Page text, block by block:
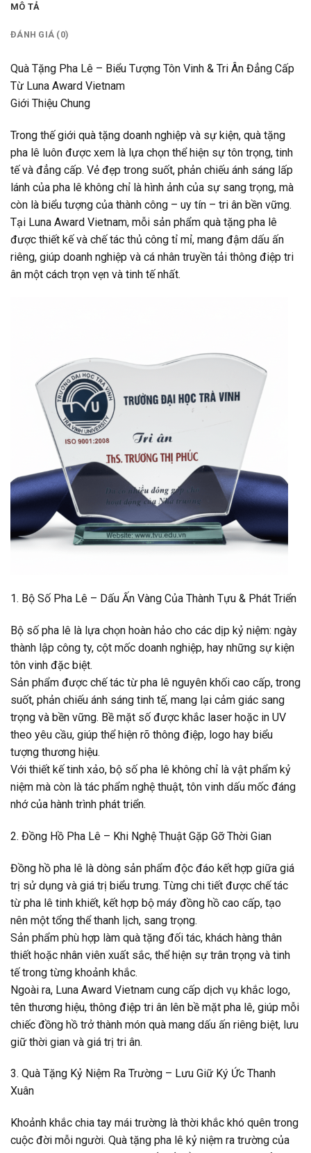
MÔ TẢ
ĐÁNH GIÁ (0)
Quà Tặng Pha Lê – Biểu Tượng Tôn Vinh & Tri Ân Đẳng Cấp
Từ Luna Award Vietnam
Giới Thiệu Chung
Trong thế giới quà tặng doanh nghiệp và sự kiện, quà tặng
pha lê luôn được xem là lựa chọn thể hiện sự tôn trọng, tinh
tế và đẳng cấp. Vẻ đẹp trong suốt, phản chiếu ánh sáng lấp
lánh của pha lê không chỉ là hình ảnh của sự sang trọng, mà
còn là biểu tượng của thành công – uy tín – tri ân bền vững.
Tại Luna Award Vietnam, mỗi sản phẩm quà tặng pha lê
được thiết kế và chế tác thủ công tỉ mỉ, mang đậm dấu ấn
riêng, giúp doanh nghiệp và cá nhân truyền tải thông điệp tri
ân một cách trọn vẹn và tinh tế nhất.
1. Bộ Số Pha Lê – Dấu Ấn Vàng Của Thành Tựu & Phát Triển
Bộ số pha lê là lựa chọn hoàn hảo cho các dịp kỷ niệm: ngày
thành lập công ty, cột mốc doanh nghiệp, hay những sự kiện
tôn vinh đặc biệt.
Sản phẩm được chế tác từ pha lê nguyên khối cao cấp, trong
suốt, phản chiếu ánh sáng tinh tế, mang lại cảm giác sang
trọng và bền vững. Bề mặt số được khắc laser hoặc in UV
theo yêu cầu, giúp thể hiện rõ thông điệp, logo hay biểu
tượng thương hiệu.
Với thiết kế tinh xảo, bộ số pha lê không chỉ là vật phẩm kỷ
niệm mà còn là tác phẩm nghệ thuật, tôn vinh dấu mốc đáng
nhớ của hành trình phát triển.
2. Đồng Hồ Pha Lê – Khi Nghệ Thuật Gặp Gỡ Thời Gian
Đồng hồ pha lê là dòng sản phẩm độc đáo kết hợp giữa giá
trị sử dụng và giá trị biểu trưng. Từng chi tiết được chế tác
từ pha lê tinh khiết, kết hợp bộ máy đồng hồ cao cấp, tạo
nên một tổng thể thanh lịch, sang trọng.
Sản phẩm phù hợp làm quà tặng đối tác, khách hàng thân
thiết hoặc nhân viên xuất sắc, thể hiện sự trân trọng và tinh
tế trong từng khoảnh khắc.
Ngoài ra, Luna Award Vietnam cung cấp dịch vụ khắc logo,
tên thương hiệu, thông điệp tri ân lên bề mặt pha lê, giúp mỗi
chiếc đồng hồ trở thành món quà mang dấu ấn riêng biệt, lưu
giữ thời gian và giá trị tri ân.
3. Quà Tặng Kỷ Niệm Ra Trường – Lưu Giữ Ký Ức Thanh
Xuân
Khoảnh khắc chia tay mái trường là thời khắc khó quên trong
cuộc đời mỗi người. Quà tặng pha lê kỷ niệm ra trường của